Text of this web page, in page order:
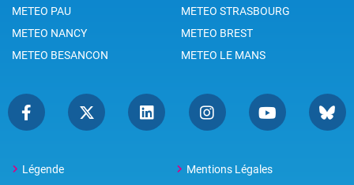
METEO PAU
METEO STRASBOURG
METEO NANCY
METEO BREST
METEO BESANCON
METEO LE MANS
Légende
Mentions Légales